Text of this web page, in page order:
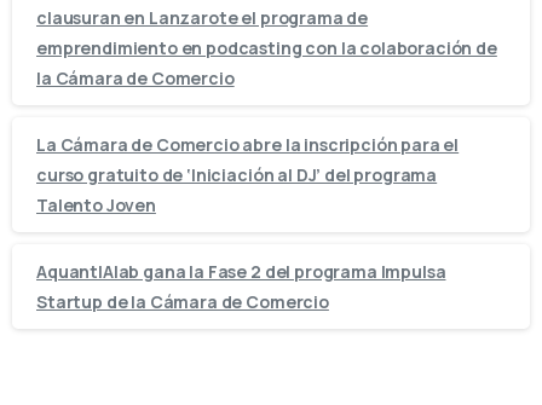
clausuran en Lanzarote el programa de
emprendimiento en podcasting con la colaboración de
la Cámara de Comercio
La Cámara de Comercio abre la inscripción para el
curso gratuito de ‘Iniciación al DJ’ del programa
Talento Joven
AquantIAlab gana la Fase 2 del programa Impulsa
Startup de la Cámara de Comercio